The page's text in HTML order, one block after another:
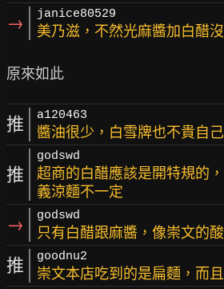
→ janice80529
美乃滋，不然光麻醬加白醋
推 a120463
醬油很少，白雪牌也不貴自
推
godswd
超商的白醋應該是開特規的
義涼麵不一定
→ godswd
只有白醋跟麻醬，像崇文的
推 goodnu2
崇文本店吃到的是扁麵，而